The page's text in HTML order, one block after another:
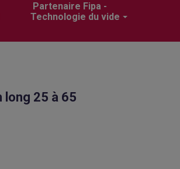
Partenaire Fipa -
Technologie du vide
long 25 à 65